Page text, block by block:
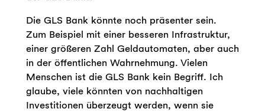
Die GLS Bank könnte noch präsenter sein.
Zum Beispiel mit einer besseren Infrastruktur,
einer größeren Zahl Geldautomaten, aber auch
in der öffentlichen Wahrnehmung. Vielen
Menschen ist die GLS Bank kein Begriff. Ich
glaube, viele könnten von nachhaltigen
Investitionen überzeugt werden, wenn sie